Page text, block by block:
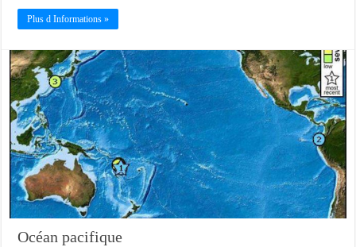
Plus d Informations »
Océan pacifique